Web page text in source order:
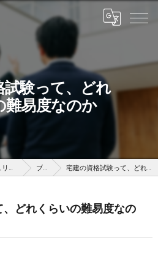
試験って、どれ
難易度なのか
大津市の不動産買取はセンチュリー21アールエスティ住宅流通 ブログ 宅建の資格試験って、どれくらいの難易度なのか
どれくらいの難易度なの